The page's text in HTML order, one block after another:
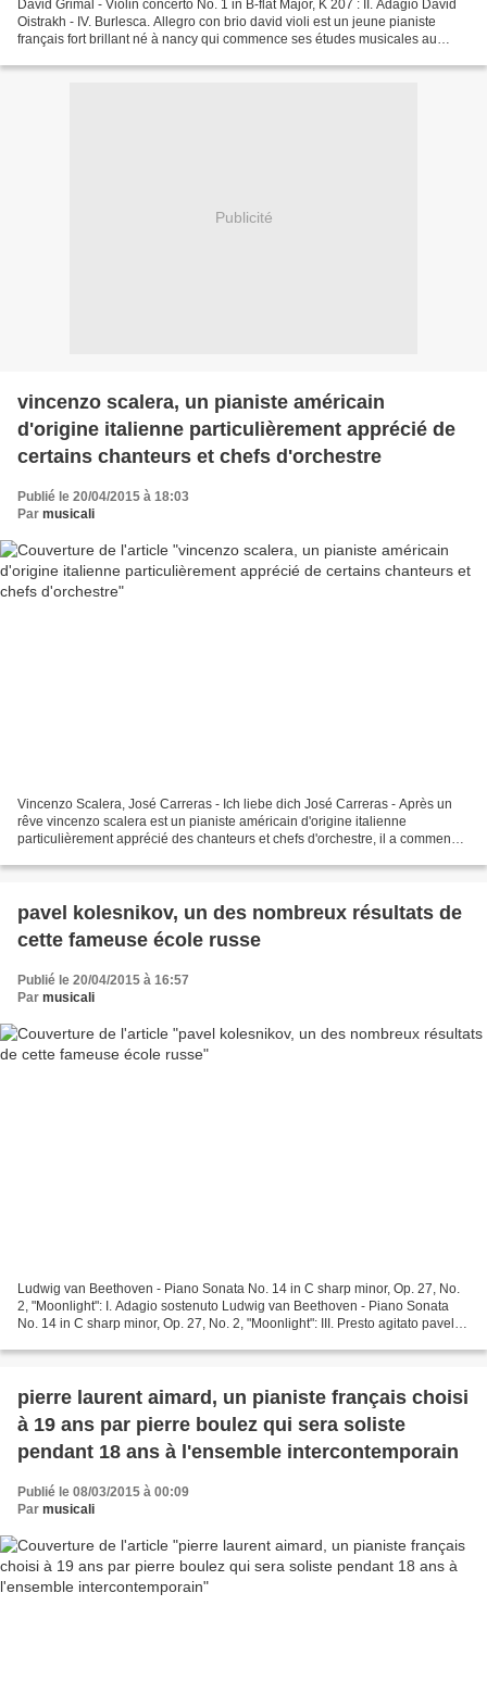
David Grimal - Violin concerto No. 1 in B-flat Major, K 207 : II. Adagio David
Oistrakh - IV. Burlesca. Allegro con brio david violi est un jeune pianiste
français fort brillant né à nancy qui commence ses études musicales au
Publicité
vincenzo scalera, un pianiste américain
d'origine italienne particulièrement apprécié de
certains chanteurs et chefs d'orchestre
Publié le 20/04/2015 à 18:03
Par musicali
Vincenzo Scalera, José Carreras - Ich liebe dich José Carreras - Après un
rêve vincenzo scalera est un pianiste américain d'origine italienne
particulièrement apprécié des chanteurs et chefs d'orchestre, il a commencé
pavel kolesnikov, un des nombreux résultats de
cette fameuse école russe
Publié le 20/04/2015 à 16:57
Par musicali
Ludwig van Beethoven - Piano Sonata No. 14 in C sharp minor, Op. 27, No.
2, "Moonlight": I. Adagio sostenuto Ludwig van Beethoven - Piano Sonata
No. 14 in C sharp minor, Op. 27, No. 2, "Moonlight": III. Presto agitato pavel
pierre laurent aimard, un pianiste français choisi
à 19 ans par pierre boulez qui sera soliste
pendant 18 ans à l'ensemble intercontemporain
Publié le 08/03/2015 à 00:09
Par musicali